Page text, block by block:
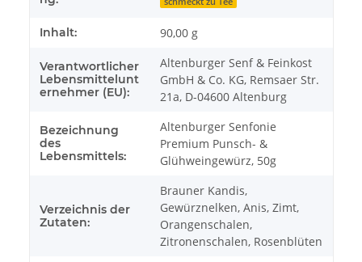
Inhalt: 90,00 g
Verantwortlicher
Lebensmittelunt
ernehmer (EU):
Altenburger Senf & Feinkost
GmbH & Co. KG, Remsaer Str.
21a, D-04600 Altenburg
Bezeichnung
des
Lebensmittels:
Altenburger Senfonie
Premium Punsch- &
Glühweingewürz, 50g
Verzeichnis der
Zutaten:
Brauner Kandis,
Gewürznelken, Anis, Zimt,
Orangenschalen,
Zitronenschalen, Rosenblüten